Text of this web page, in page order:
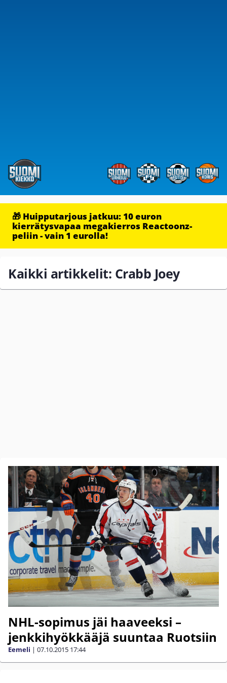
🎁 Huipputarjous jatkuu: 10 euron
kierrätysvapaa megakierros Reactoonz-
peliin - vain 1 eurolla!
Kaikki artikkelit: Crabb Joey
NHL-sopimus jäi haaveeksi –
jenkkihyökkääjä suuntaa Ruotsiin
Eemeli | 07.10.2015 17:44